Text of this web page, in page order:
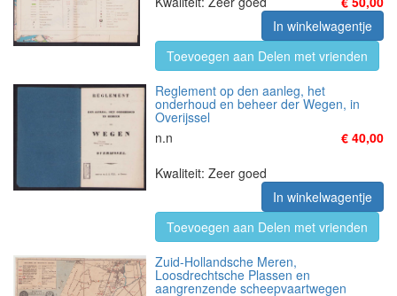
In winkelwagentje
Toevoegen aan Delen met vrienden
Reglement op den aanleg, het
onderhoud en beheer der Wegen, in
Overijssel
n.n
€ 40,00
Kwaliteit: Zeer goed
In winkelwagentje
Toevoegen aan Delen met vrienden
Zuid-Hollandsche Meren,
Loosdrechtsche Plassen en
aangrenzende scheepvaartwegen